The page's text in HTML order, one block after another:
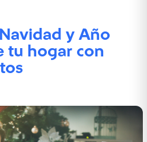
y Año
tu hogar con